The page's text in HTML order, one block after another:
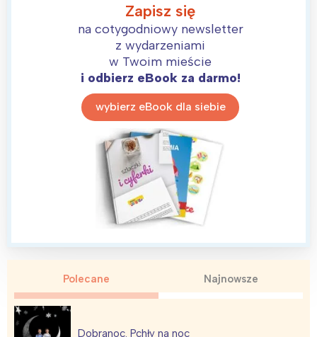
Zapisz się
na cotygodniowy newsletter
z wydarzeniami
w Twoim mieście
i odbierz eBook za darmo!
wybierz eBook dla siebie
Polecane Najnowsze
Dobranoc. Pchły na noc
Interesują mnie wydarzenia z
Warszawa
Łódź
Kraków